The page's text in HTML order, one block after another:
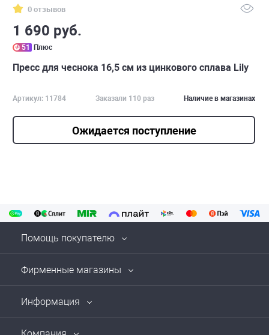
0 отзывов
1 690 руб.
51 Плюс
Пресс для чеснока 16,5 см из цинкового сплава Lily
Артикул: 11784 Заказали 110 раз Наличие в магазинах
Ожидается поступление
Помощь покупателю
Фирменные магазины
Информация